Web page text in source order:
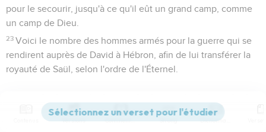
pour le secourir, jusqu'à ce qu'il eût un grand camp, comme
un camp de Dieu.
23 Voici le nombre des hommes armés pour la guerre qui se
rendirent auprès de David à Hébron, afin de lui transférer la
royauté de Saül, selon l'ordre de l'Éternel.
Nombre des partisans de David venus à
Hébron
Versions Commentaires Strong